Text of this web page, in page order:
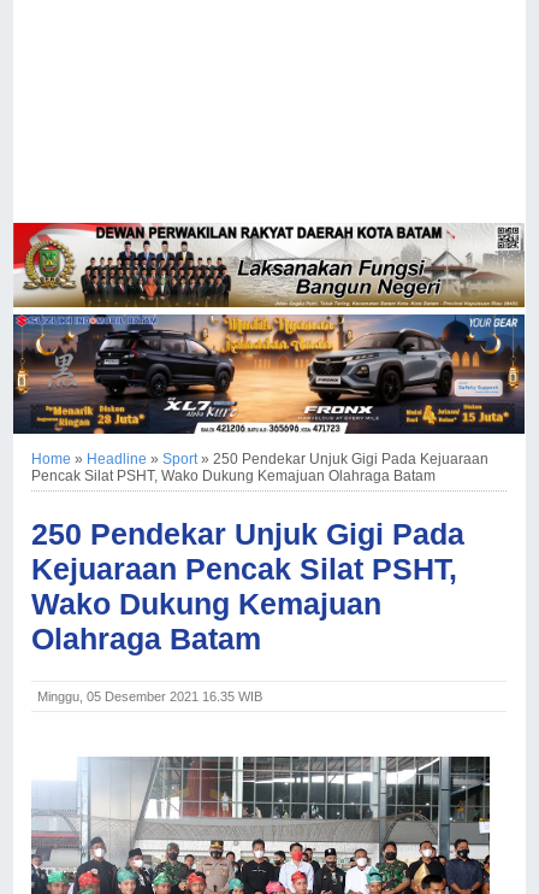
Home » Headline »Sport»250 Pendekar Unjuk Gigi Pada Kejuaraan
Pencak Silat PSHT, Wako Dukung Kemajuan Olahraga Batam
250 Pendekar Unjuk Gigi Pada
Kejuaraan Pencak Silat PSHT,
Wako Dukung Kemajuan
Olahraga Batam
Minggu, 05 Desember 2021 16.35 WIB